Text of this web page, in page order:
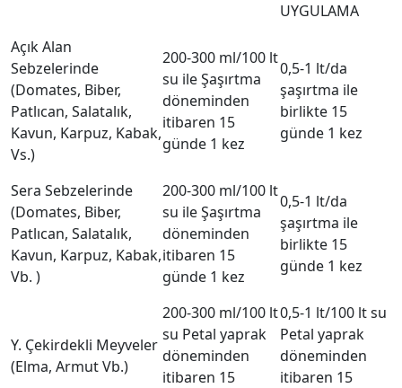
UYGULAMA
Açık Alan
Sebzelerinde
(Domates, Biber,
Patlıcan, Salatalık,
Kavun, Karpuz, Kabak,
Vs.)
200-300 ml/100 lt
su ile Şaşırtma
döneminden
itibaren 15
günde 1 kez
0,5-1 lt/da
şaşırtma ile
birlikte 15
günde 1 kez
Sera Sebzelerinde
(Domates, Biber,
Patlıcan, Salatalık,
Kavun, Karpuz, Kabak,
Vb. )
200-300 ml/100 lt
su ile Şaşırtma
döneminden
itibaren 15
günde 1 kez
0,5-1 lt/da
şaşırtma ile
birlikte 15
günde 1 kez
Y. Çekirdekli Meyveler
(Elma, Armut Vb.)
200-300 ml/100 lt
su Petal yaprak
döneminden
itibaren 15
0,5-1 lt/100 lt su
Petal yaprak
döneminden
itibaren 15